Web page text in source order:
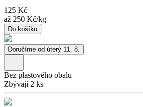
125 Kč
až 250 Kč/kg
Do košíku
Doručíme od úterý 11. 8.
Bez plastového obalu
Zbývají 2 ks